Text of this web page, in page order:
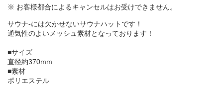
※ お客様都合によるキャンセルはお受けできません。
サウナ-には欠かせないサウナハットです！
通気性のよいメッシュ素材となっております！
■サイズ
直径約370mm
■素材
ポリエステル